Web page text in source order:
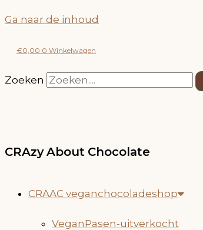
Ga naar de inhoud
€0,00 0 Winkelwagen
Zoeken
CRAzy About Chocolate
CRAAC veganchocoladeshop
VeganPasen-uitverkocht